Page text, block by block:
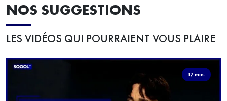
NOS SUGGESTIONS
LES VIDÉOS QUI POURRAIENT VOUS PLAIRE
17 min.